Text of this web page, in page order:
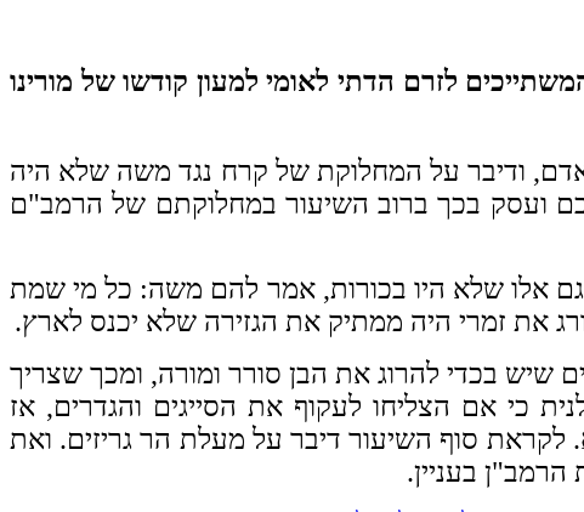
לזרם הדתי לאומי למעון קודשו של מורינו
ודיבר על המחלוקת של קרח נגד משה שלא היה
ועסק בכך ברוב השיעור במחלוקתם של הרמב"ם
גם אלו שלא היו בכורות, אמר להם משה: כל מי שמת
את זמרי היה ממתיק את הגזירה שלא יכנס לארץ.
שיש בכדי להרוג את הבן סורר ומורה, ומכך שצריך
כי אם הצליחו לעקוף את הסייגים והגדרים, אז
סוף השיעור דיבר על מעלת הר גריזים. ואת
בעניין.